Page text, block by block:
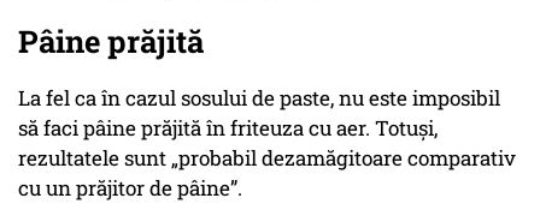
Pâine prăjită
La fel ca în cazul sosului de paste, nu este imposibil
să faci pâine prăjită în friteuza cu aer. Totuși,
rezultatele sunt „probabil dezamăgitoare comparativ
cu un prăjitor de pâine”.